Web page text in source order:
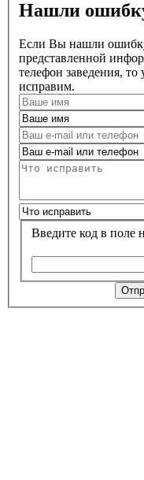
Нашли
Если Вы нашли
представленной
телефон заведения,
исправим.
Введите код в поле